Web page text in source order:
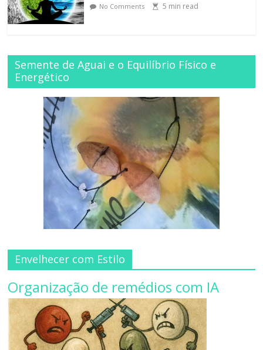
No Comments 5 min read
Semente de Aguai e o Equilíbrio Físico e
Energético
Envelhecer com Estilo
Organização de remédios com IA